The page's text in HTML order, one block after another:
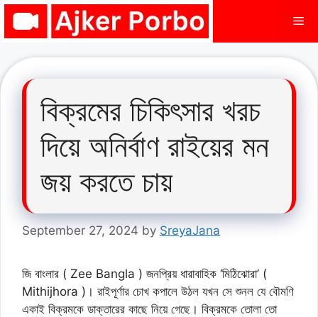
Skip
বিক্রমের চিকিৎসার খরচ
দিয়ে অনির্বাণ রাইয়ের মন
জয় করতে চায়
September 27, 2024 by SreyaJana
জি বাংলার ( Zee Bangla ) জনপ্রিয় ধারাবাহিক ‘মিঠিঝোরা’ (
Mithijhora )। রাইপূর্ণার চোখ কপালে উঠল যখন সে শুনল যে বৌমণি
একাই বিক্রমকে ডাক্তারের কাছে নিয়ে গেছে। বিক্রমকে তোলা তো